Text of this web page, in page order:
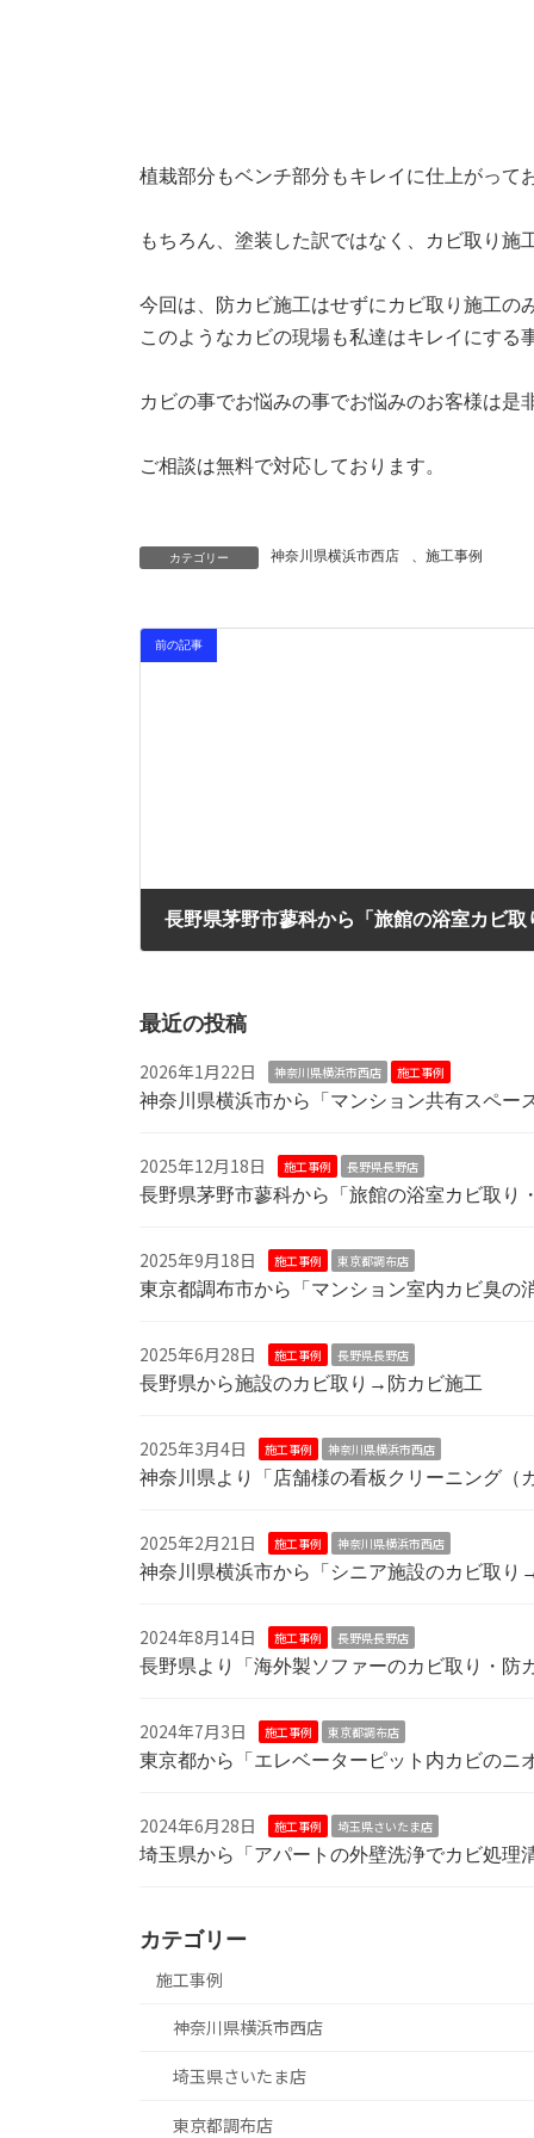
植栽部分もベンチ部分もキレイに仕上がって
もちろん、塗装した訳ではなく、カビ取り施
今回は、防カビ施工はせずにカビ取り施工の
このようなカビの現場も私達はキレイにする
カビの事でお悩みの事でお悩みのお客様は是
ご相談は無料で対応しております。
カテゴリー 神奈川県横浜市西店 、 施工事例
前の記事
長野県茅野市蓼科から「旅館の浴室カビ取
最近の投稿
2026年1月22日
神奈川県横浜市西店 施工事例
神奈川県横浜市から「マンション共有スペー
2025年12月18日 施工事例 長野県長野店
長野県茅野市蓼科から「旅館の浴室カビ取り
2025年9月18日 施工事例 東京都調布店
東京都調布市から「マンション室内カビ臭の
2025年6月28日 施工事例 長野県長野店
長野県から施設のカビ取り→防カビ施工
2025年3月4日 施工事例 神奈川県横浜市西店
神奈川県より「店舗様の看板クリーニング（
2025年2月21日 施工事例 神奈川県横浜市西店
神奈川県横浜市から「シニア施設のカビ取り
2024年8月14日 施工事例 長野県長野店
長野県より「海外製ソファーのカビ取り・防
2024年7月3日 施工事例 東京都調布店
東京都から「エレベーターピット内カビのニ
2024年6月28日 施工事例 埼玉県さいたま店
埼玉県から「アパートの外壁洗浄でカビ処理
カテゴリー
施工事例
神奈川県横浜市西店
埼玉県さいたま店
東京都調布店